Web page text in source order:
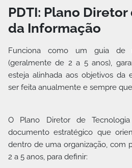
PDTI: Plano
da Informação
Funciona como um guia de
(geralmente de 2 a 5 anos),
esteja alinhada aos objetivos da
ser feita anualmente e sempre
O Plano Diretor de
documento estratégico que
dentro de uma organização, com
2 a 5 anos, para definir: